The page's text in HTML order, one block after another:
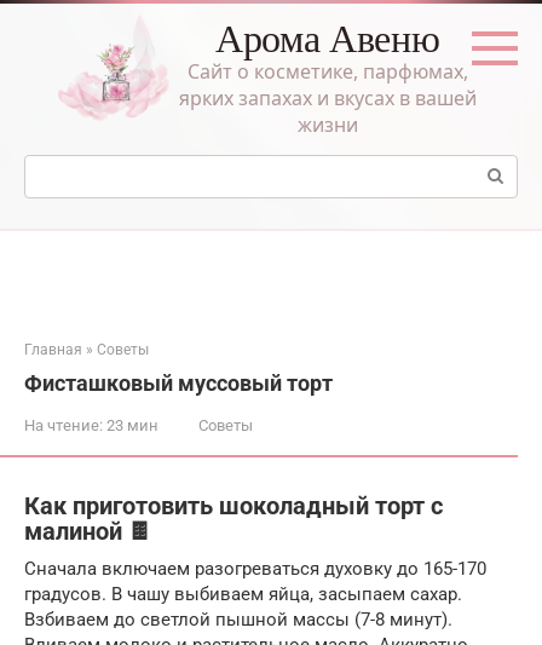
Перейти
Арома Авеню
Сайт о косметике, парфюмах,
ярких запахах и вкусах в вашей
жизни
Поиск:
Главная » Советы
Фисташковый муссовый торт
На чтение: 23 мин Советы
Как приготовить шоколадный торт с
малиной 🍫
Сначала включаем разогреваться духовку до 165-170
градусов. В чашу выбиваем яйца, засыпаем сахар.
Взбиваем до светлой пышной массы (7-8 минут).